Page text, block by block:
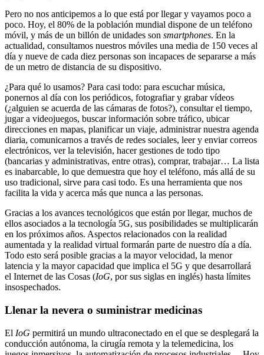
Pero no nos anticipemos a lo que está por llegar y vayamos poco a
poco. Hoy, el 80% de la población mundial dispone de un teléfono
móvil, y más de un billón de unidades son smartphones. En la
actualidad, consultamos nuestros móviles una media de 150 veces al
día y nueve de cada diez personas son incapaces de separarse a más
de un metro de distancia de su dispositivo.
¿Para qué lo usamos? Para casi todo: para escuchar música,
ponernos al día con los periódicos, fotografiar y grabar vídeos
(¿alguien se acuerda de las cámaras de fotos?), consultar el tiempo,
jugar a videojuegos, buscar información sobre tráfico, ubicar
direcciones en mapas, planificar un viaje, administrar nuestra agenda
diaria, comunicarnos a través de redes sociales, leer y enviar correos
electrónicos, ver la televisión, hacer gestiones de todo tipo
(bancarias y administrativas, entre otras), comprar, trabajar… La lista
es inabarcable, lo que demuestra que hoy el teléfono, más allá de su
uso tradicional, sirve para casi todo. Es una herramienta que nos
facilita la vida y acerca más que nunca a las personas.
Gracias a los avances tecnológicos que están por llegar, muchos de
ellos asociados a la tecnología 5G, sus posibilidades se multiplicarán
en los próximos años. Aspectos relacionados con la realidad
aumentada y la realidad virtual formarán parte de nuestro día a día.
Todo esto será posible gracias a la mayor velocidad, la menor
latencia y la mayor capacidad que implica el 5G y que desarrollará
el Internet de las Cosas (IoG, por sus siglas en inglés) hasta límites
insospechados.
Llenar la nevera o suministrar medicinas
El IoG permitirá un mundo ultraconectado en el que se desplegará la
conducción autónoma, la cirugía remota y la telemedicina, los